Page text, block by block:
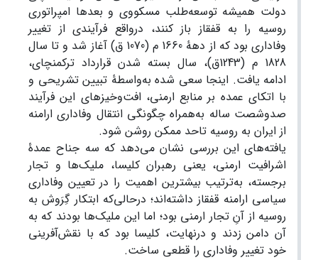
دولت همیشه توسعه‌طلب مسکووی و بعدها امپراتوری
روسیه را به قفقاز باز کنند، درواقع فرآیندی از تغییر
وفاداری بود که از دهۀ 1660 م (1070 ق) آغاز شد و تا سال
1828 م (1243ق)، سال بسته شدن قرارداد ترکمنچای،
ادامه یافت. اینجا سعی شده به‌واسطۀ تبیین تشریحی و
با اتکای عمده بر منابع ارمنی، افت‌و‌خیز‌های این فرآیند
صدوشصت ساله به‌همراه چگونگی انتقال وفاداری ارامنه
از ایران به روسیه تاحد ممکن روشن شود.
یافته‌های این بررسی نشان می‌دهد که سه جناح عمدۀ
اشرافیت ارمنی، یعنی رهبران کلیسا، ملیک‌ها و تجار
برجسته، به‌ترتیب بیشترین اهمیت را در تعیین وفاداری
سیاسی ارامنه قفقاز داشته‌اند؛ درحالی‌که ابتکار گِرَوش به
روسیه از آنِ تجار ارمنی بود؛ اما این ملیک‌ها بودند که به
آن دامن زدند و درنهایت، کلیسا بود که با نقش‌آفرینی
خود تغییر وفاداری را قطعی ساخت.